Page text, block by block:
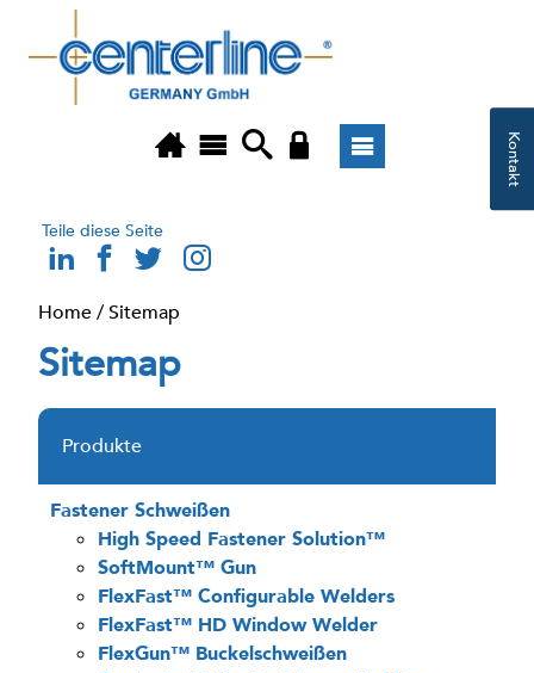
Kontakt
Teile diese Seite
Home/Sitemap
Sitemap
Produkte
Fastener Schweißen
High Speed Fastener Solution™
SoftMount™ Gun
FlexFast™ Configurable Welders
FlexFast™ HD Window Welder
FlexGun™ Buckelschweißen